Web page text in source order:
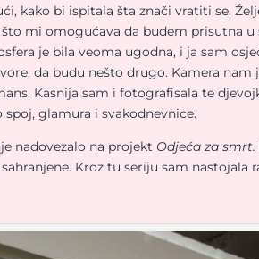
kako bi ispitala šta znači vratiti se.
mi omogućava da budem prisutna
je bila veoma ugodna, i ja sam
da budu nešto drugo. Kamera
Kasnija sam i fotografisala te
glamura i svakodnevnice.
nadovezalo na projekt Odjeća za smrt.
Kroz tu seriju sam